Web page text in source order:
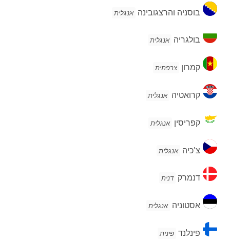
בוסניה
והרצגובינה
בוסניה והרצגובינה אנגלית
בולגריה
בולגריה אנגלית
קמרון
קמרון צרפתית
קרואטיה אנגלית
קפריסין אנגלית
צ'כיה
צ'כיה אנגלית
דנמרק
דנמרק דנית
אסטוניה
אסטוניה אנגלית
פינלנד
פינלנד פינית